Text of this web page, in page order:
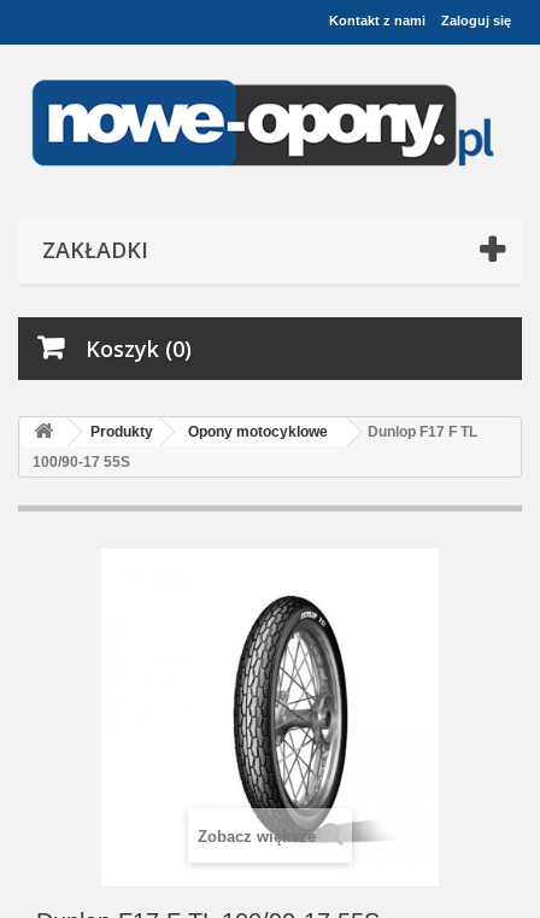
Zaloguj się
Kontakt z nami
ZAKŁADKI
Koszyk (0)
Produkty Opony motocyklowe
Dunlop F17 F TL
100/90-17 55S
Zobacz większe